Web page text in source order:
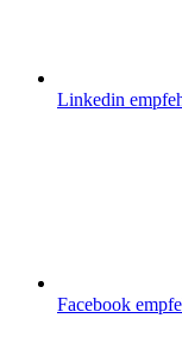
Linkedin
Facebook